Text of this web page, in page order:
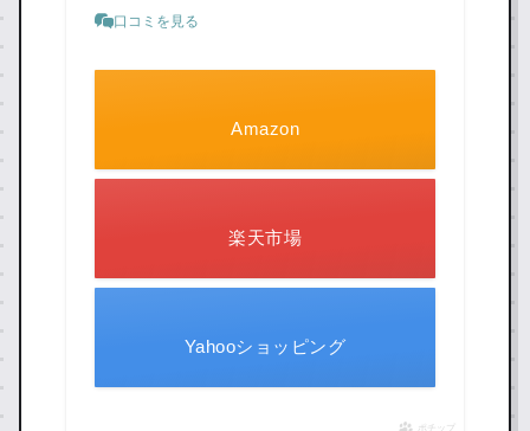
口コミを見る
Amazon
楽天市場
Yahooショッピング
ポチップ